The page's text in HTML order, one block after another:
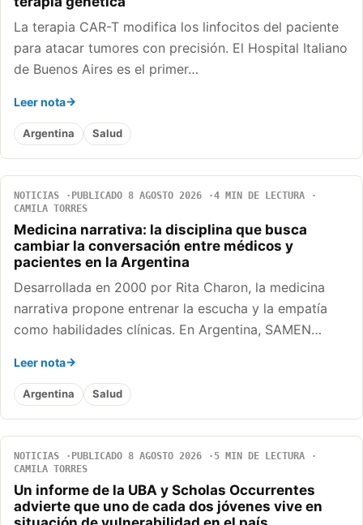
La terapia CAR-T modifica los linfocitos del paciente
para atacar tumores con precisión. El Hospital Italiano
de Buenos Aires es el primer…
Leer nota
Argentina Salud
NOTICIAS PUBLICADO 8 AGOSTO 2026
4 MIN DE LECTURA
CAMILA TORRES
Medicina narrativa: la disciplina que busca
cambiar la conversación entre médicos y
pacientes en la Argentina
Desarrollada en 2000 por Rita Charon, la medicina
narrativa propone entrenar la escucha y la empatía
como habilidades clínicas. En Argentina, SAMEN…
Leer nota
Argentina Salud
NOTICIAS PUBLICADO 8 AGOSTO 2026
5 MIN DE LECTURA
CAMILA TORRES
Un informe de la UBA y Scholas Occurrentes
advierte que uno de cada dos jóvenes vive en